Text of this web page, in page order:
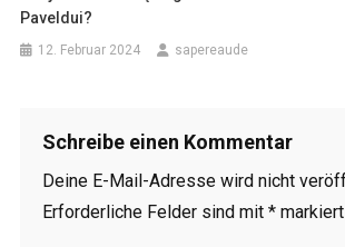
Paveldui?
12. Februar 2024 sapereaude
Schreibe einen Kommentar
Deine E-Mail-Adresse wird nicht
Erforderliche Felder sind mit *markiert